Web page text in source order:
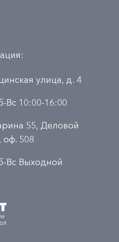
улица, д. 4
Вс 10:00-16:00
55, Деловой
508
Вс Выходной